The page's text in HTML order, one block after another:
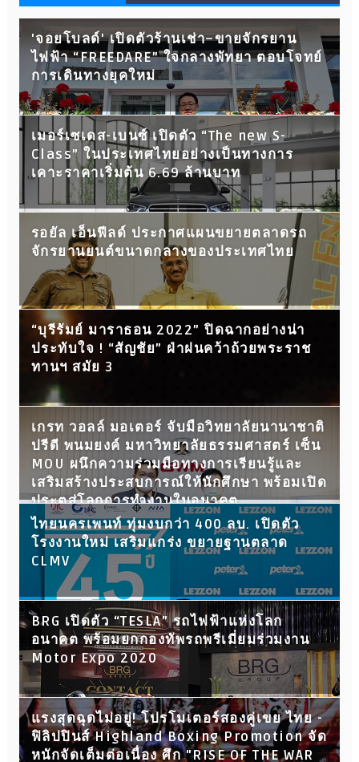
'จอยโบลด์' เปิดตัวร้านเช่า–ขายจักรยาน
ไฟฟ้า “FREEDARE” ใจกลางพัทยา ตอบโจทย์
การเดินทางยุคใหม่
เมอร์เซเดส-เบนซ์ เปิดตัว “The new S-
Class” ในประเทศไทยอย่างเป็นทางการ
เคาะราคาเริ่มต้น 6.69 ล้านบาท
รอยัล เอ็นฟีลด์ ประกาศแผนขยายตลาดรถ
จักรยานยนต์ขนาดกลางของประเทศไทย
“บุรีรัมย์ มาราธอน 2022” ปิดฉากอย่างน่า
ประทับใจ ! “สัญชัย” ฝ่าฝนคว้าถ้วยพระราช
ทานฯ สมัย 3
เกรท วอลล์ มอเตอร์ จับมือวิทยาลัยนานาชาติ
ปรีดี พนมยงค์ มหาวิทยาลัยธรรมศาสตร์ เซ็น
MOU ผนึกความร่วมมือทางการเรียนรู้และ
เสริมสร้างประสบการณ์ให้นักศึกษา พร้อมเปิด
ประตูสู่โลกการทำงานในอนาคต
ไทยนครเพนท์ ทุ่มงบกว่า 400 ลบ. เปิดตัว
โรงงานใหม่ เสริมแกร่ง ขยายฐานตลาด
CLMV
BRG เปิดตัว “TESLA” รถไฟฟ้าแห่งโลก
อนาคต พร้อมยกกองทัพรถพรีเมี่ยมร่วมงาน
Motor Expo 2020
แรงสุดฉุดไม่อยู่! โปรโมเตอร์สองคู่เขย ไทย -
ฟิลิปปินส์ Highland Boxing Promotion จัด
หนักจัดเต็มต่อเนื่อง ศึก "RISE OF THE WAR